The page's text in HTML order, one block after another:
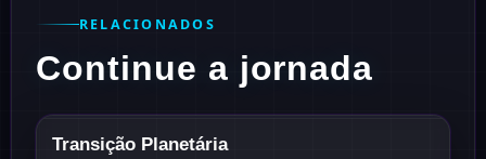
RELACIONADOS
Continue a jornada
Transição Planetária